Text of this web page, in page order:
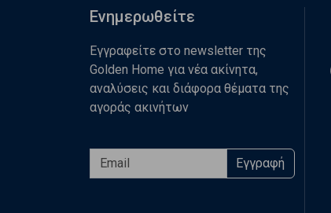
Ενημερωθείτε
Εγγραφείτε στο newsletter της
Golden Home για νέα ακίνητα,
αναλύσεις και διάφορα θέματα της
αγοράς ακινήτων
Εγγραφή